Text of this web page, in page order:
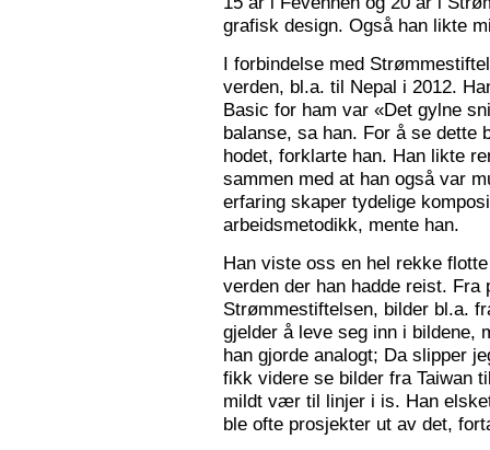
grafisk design. Også han likte
I forbindelse med
verden, bl.a. til Nepal i 2012.
Basic for ham var «Det gylne
balanse, sa han. For å se dette
hodet, forklarte han. Han likte
sammen med at han også var
erfaring skaper tydelige
arbeidsmetodikk, mente han.
Han viste oss en hel rekke
verden der han hadde reist. Fra
Strømmestiftelsen, bilder bl.a.
gjelder å leve seg inn i bildene,
han gjorde analogt; Da slipper
fikk videre se bilder fra Taiwan
mildt vær til linjer i is. Han
ble ofte prosjekter ut av det,